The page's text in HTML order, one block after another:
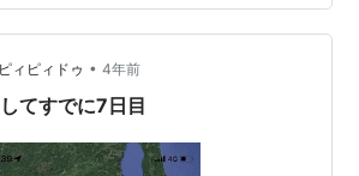
！汗 もうおら、卓の使い方なんて綺麗
ってるだよ.. 全然オッケー！ つって気
不安しかない.. しかし！ 太陽と虎の
ハタノが照明セカンドチェリーポン
ィピィドゥ • 4年前
てすでに7日目